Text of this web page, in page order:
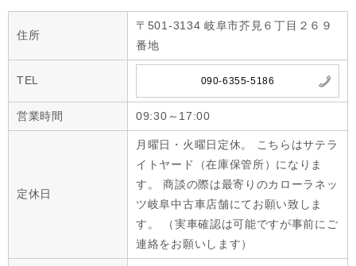
住所
〒501-3134 岐阜市芥見６丁目２６９
番地
TEL 090-6355-5186
営業時間 09:30～17:00
定休日
月曜日・火曜日定休。 こちらはサテラ
イトヤード（在庫保管所）になりま
す。 商談の際は最寄りのカローラネッ
ツ岐阜中古車店舗にてお願い致しま
す。 （実車確認は可能ですが事前にご
連絡をお願いします）